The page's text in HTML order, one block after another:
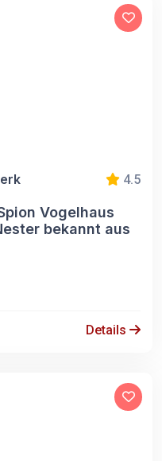
4.5
Vogelhaus
bekannt aus
Details